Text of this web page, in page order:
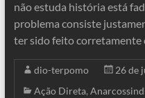
não estuda história está
problema consiste
ter sido feito
dio-terpomo
26 de
Ação Direta,